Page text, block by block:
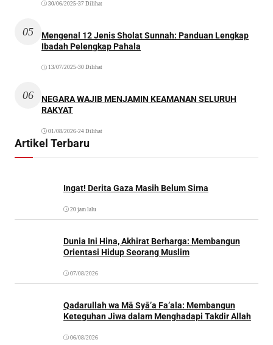
30/06/2025 •37 Dilihat
05
Mengenal 12 Jenis Sholat Sunnah: Panduan Lengkap
Ibadah Pelengkap Pahala
13/07/2025 •30 Dilihat
06
NEGARA WAJIB MENJAMIN KEAMANAN SELURUH
RAKYAT
01/08/2026•24 Dilihat
Artikel Terbaru
Ingat! Derita Gaza Masih Belum Sirna
20 jam lalu
Dunia Ini Hina, Akhirat Berharga: Membangun
Orientasi Hidup Seorang Muslim
07/08/2026
Qadarullah wa Mā Syā’a Fa’ala: Membangun
Keteguhan Jiwa dalam Menghadapi Takdir Allah
06/08/2026